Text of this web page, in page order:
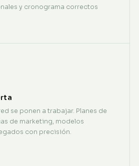
y cronograma correctos
se ponen a trabajar. Planes de
de marketing, modelos
con precisión.